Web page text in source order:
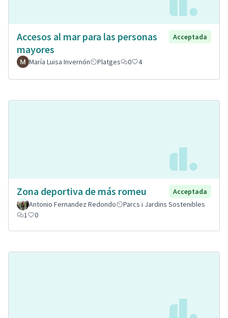
Accesos al mar para las personas
mayores
Acceptada
María Luisa Invernón Platges 0 4
Zona deportiva de más romeu
Acceptada
Antonio Fernandez Redondo
Parcs i Jardins Sostenibles
1
0